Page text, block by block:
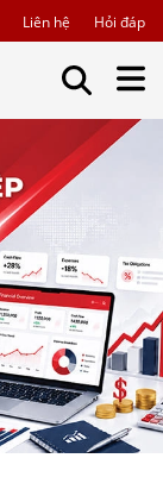
Liên hệ Hỏi đáp